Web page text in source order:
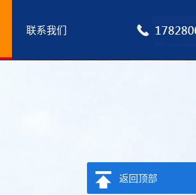
联系我们
返回顶部